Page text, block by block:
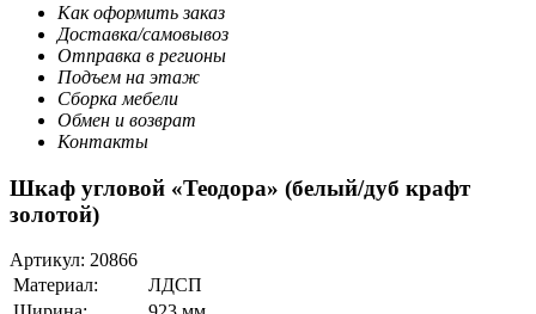
Как оформить заказ
Доставка/самовывоз
Отправка в регионы
Подъем на этаж
Сборка мебели
Обмен и возврат
Контакты
Шкаф угловой «Теодора» (белый/дуб крафт
золотой)
Артикул: 20866
Материал:
ЛДСП